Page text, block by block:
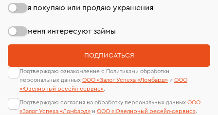
я покупаю или продаю украшения
меня интересуют займы
ПОДПИСАТЬСЯ
Подтверждаю ознакомление с Политиками обработки
персональных данных ООО «Залог Успеха «Ломбард» и ООО
«Ювелирный ресейл-сервиc».
Подтверждаю согласия на обработку персональных данных ООО
«Залог Успеха «Ломбард» и ООО «Ювелирный ресейл-сервиc».